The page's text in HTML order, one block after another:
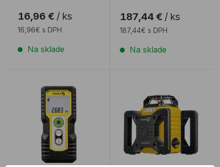
ľahko odčíta ...
16,96 € / ks
16,96€ s DPH
Na sklade
187,44 € / ks
187,44€ s DPH
Na sklade
Laserový diaľkomer STABILA LD 250 BT